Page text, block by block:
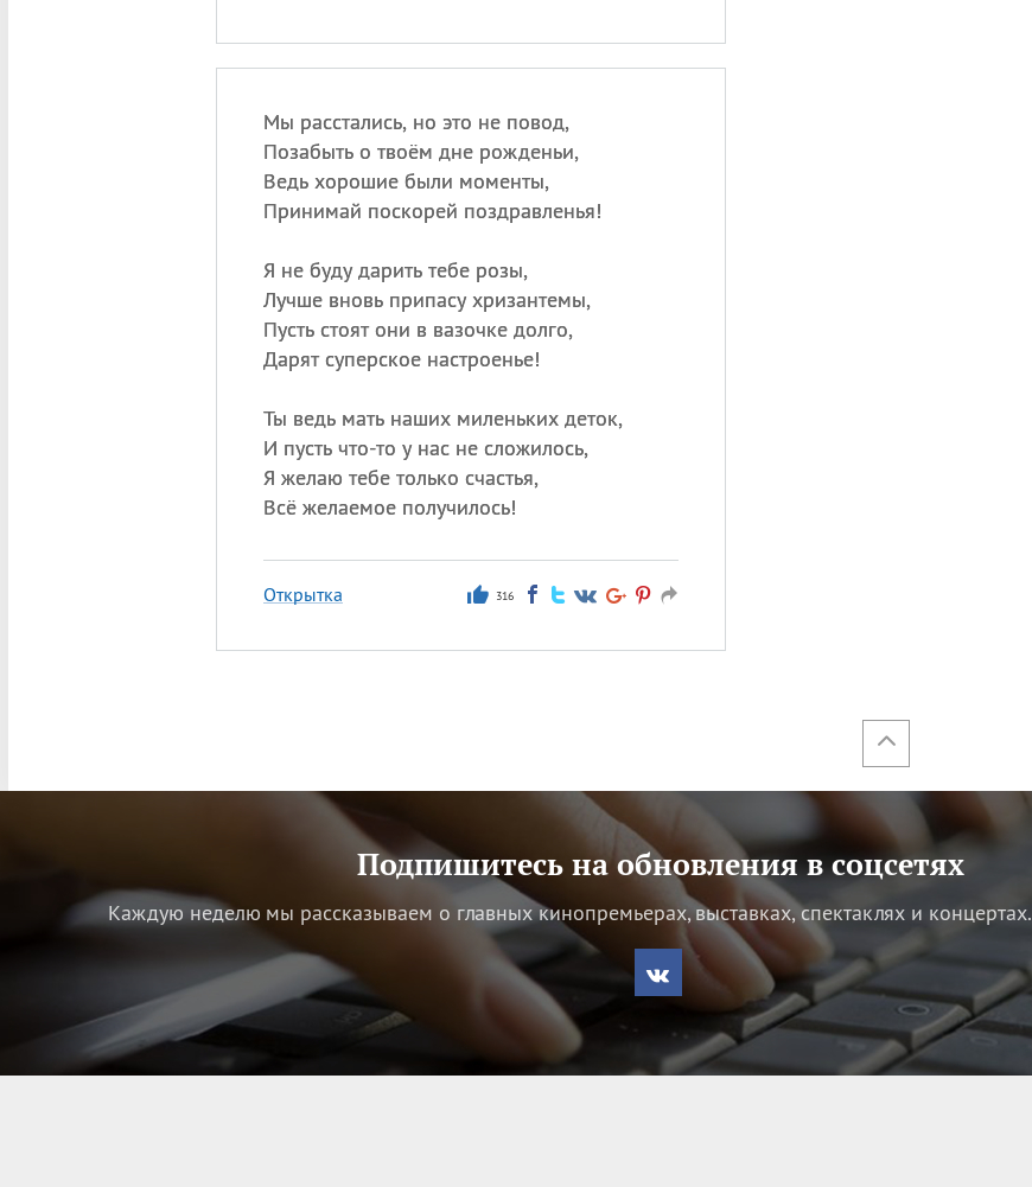
Мы расстались, но это не повод,
Позабыть о твоём дне рожденьи,
Ведь хорошие были моменты,
Принимай поскорей поздравленья!
Я не буду дарить тебе розы,
Лучше вновь припасу хризантемы,
Пусть стоят они в вазочке долго,
Дарят суперское настроенье!
Ты ведь мать наших миленьких деток,
И пусть что-то у нас не сложилось,
Я желаю тебе только счастья,
Всё желаемое получилось!
Открытка 316
Подпишитесь на обновления в соцсетях
Каждую неделю мы рассказываем о главных кинопремьерах, выставках, спектаклях и концертах.